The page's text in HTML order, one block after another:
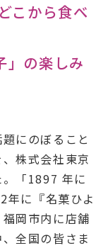
こから食べ
」の楽しみ
にのぼること
株式会社東京
「1897 年に
年に『名菓ひよ
岡市内に店舗
全国の皆さま